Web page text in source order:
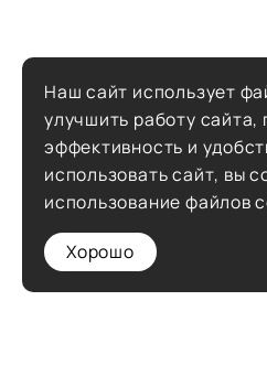
Наш сайт использует
улучшить работу сайта,
эффективность и
использовать сайт, вы
использование файлов
Хорошо